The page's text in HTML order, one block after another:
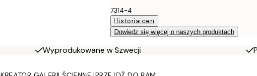
7314-4
Historia cen
Dowiedz się więcej o naszych produktach
Wyprodukowane w Szwecji